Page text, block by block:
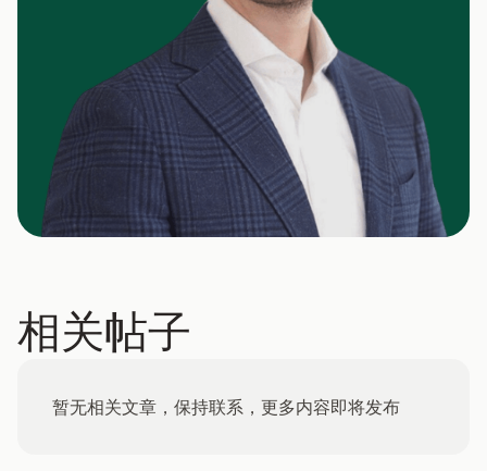
相关帖子
暂无相关文章，保持联系，更多内容即将发布